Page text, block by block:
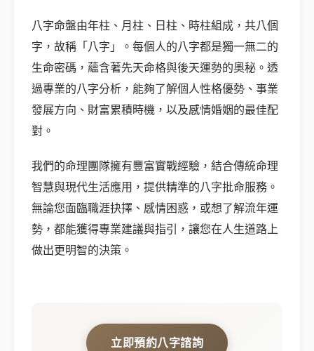
八字命盤由年柱、月柱、日柱、時柱組成，共八個
字，故稱「八字」。每個人的八字都是獨一無二的
生命密碼，蘊含著先天命格與後天運勢的奧秘。透
過專業的八字分析，能夠了解個人性格優勢、事業
發展方向、財富累積時機，以及感情婚姻的最佳配
對。
我們的命理團隊擁有豐富實戰經驗，結合傳統命理
智慧與現代生活應用，提供精準的八字批命服務。
無論您面臨職涯抉擇、感情困惑，或想了解流年運
勢，都能獲得專業建議與指引，讓您在人生道路上
做出更明智的決策。
立即預約八字諮詢